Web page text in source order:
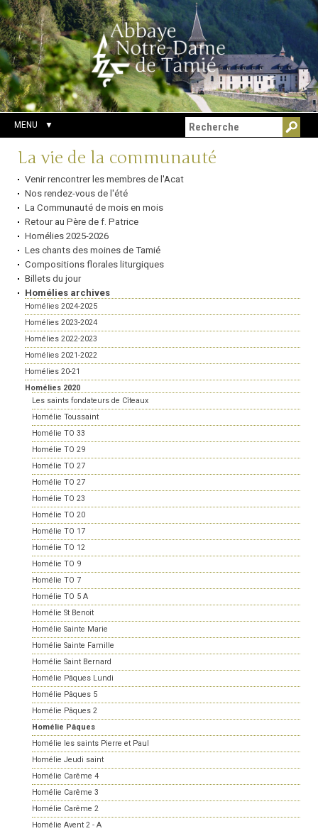
Aller
au
contenu.
|
Aller
à
la
navigation
Outils
personnels
Chercher par
Recherche
avancée…
MENU
Navigation
La vie de la communauté
Venir rencontrer les membres de l'Acat
Nos rendez-vous de l'été
La Communauté de mois en mois
Retour au Père de f. Patrice
Homélies 2025-2026
Les chants des moines de Tamié
Compositions florales liturgiques
Billets du jour
Homélies archives
Homélies 2024-2025
Homélies 2023-2024
Homélies 2022-2023
Homélies 2021-2022
Homélies 20-21
Homélies 2020
Les saints fondateurs de Cîteaux
Homélie Toussaint
Homélie TO 33
Homélie TO 29
Homélie TO 27
Homélie TO 27
Homélie TO 23
Homélie TO 20
Homélie TO 17
Homélie TO 12
Homélie TO 9
Homélie TO 7
Homélie TO 5 A
Homélie St Benoit
Homélie Sainte Marie
Homélie Sainte Famille
Homélie Saint Bernard
Homélie Pâques Lundi
Homélie Pâques 5
Homélie Pâques 2
Homélie Pâques
Homélie les saints Pierre et Paul
Homélie Jeudi saint
Homélie Carême 4
Homélie Carême 3
Homélie Carême 2
Homélie Avent 2 - A